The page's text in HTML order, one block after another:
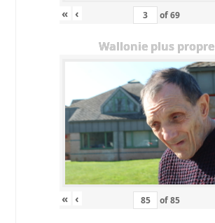
« ‹ of69
Wallonie plus propre
« ‹ of85